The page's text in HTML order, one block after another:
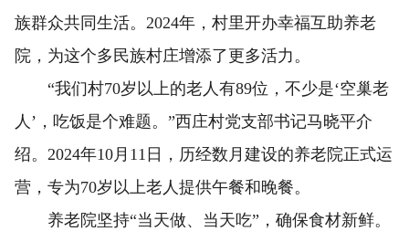
族群众共同生活。2024年，村里开办幸福互助养老
院，为这个多民族村庄增添了更多活力。
“我们村70岁以上的老人有89位，不少是‘空巢老
人’，吃饭是个难题。”西庄村党支部书记马晓平介
绍。2024年10月11日，历经数月建设的养老院正式运
营，专为70岁以上老人提供午餐和晚餐。
养老院坚持“当天做、当天吃”，确保食材新鲜。